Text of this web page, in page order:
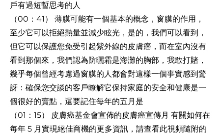
戶有過短暫思考的人
（00：41） 薄膜可能有一個基本的概念，窗膜的作用，
至少它可以拒絕熱量並減少眩光，是的，我們可以看到，
但它可以保護您免受引起紫外線的皮膚癌，而在室內沒有
看到那個來，我們認為防曬霜是海灘的胸部，我敢打賭，
幾乎每個曾經考慮過窗膜的人都會對這樣一個事實感到驚
訝：確保您交談的客戶瞭解它保持家庭的安全和健康是一
個很好的賣點，還要記住每年的五月是
（01：15） 皮膚癌基金會宣佈的皮膚癌宣傳月 有關如何在
每年 5 月實現絕佳商機的更多資訊，請查看此視頻隨附的